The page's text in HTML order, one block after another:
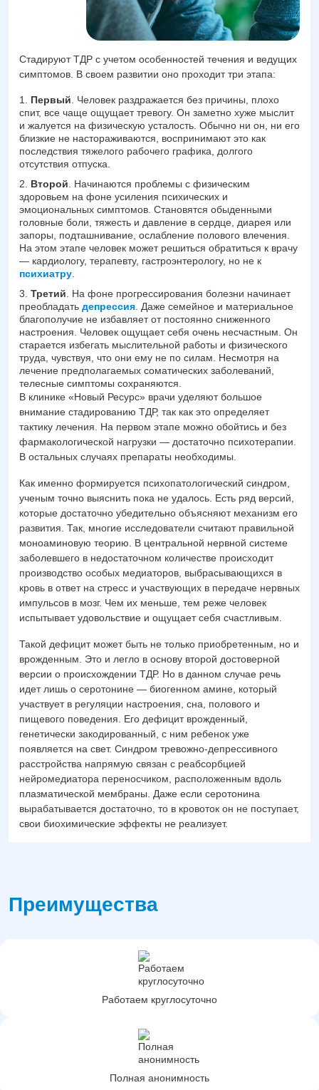
Стадируют ТДР с учетом особенностей течения и ведущих
симптомов. В своем развитии оно проходит три этапа:
Первый . Человек раздражается без причины, плохо
спит, все чаще ощущает тревогу. Он заметно хуже мыслит
и жалуется на физическую усталость. Обычно ни он, ни его
близкие не настораживаются, воспринимают это как
последствия тяжелого рабочего графика, долгого
отсутствия отпуска.
Второй . Начинаются проблемы с физическим
здоровьем на фоне усиления психических и
эмоциональных симптомов. Становятся обыденными
головные боли, тяжесть и давление в сердце, диарея или
запоры, подташнивание, ослабление полового влечения.
На этом этапе человек может решиться обратиться к врачу
— кардиологу, терапевту, гастроэнтерологу, но не к
психиатру
Третий . На фоне прогрессирования болезни начинает
преобладать депрессия . Даже семейное и материальное
благополучие не избавляет от постоянно сниженного
настроения. Человек ощущает себя очень несчастным. Он
старается избегать мыслительной работы и физического
труда, чувствуя, что они ему не по силам. Несмотря на
лечение предполагаемых соматических заболеваний,
телесные симптомы сохраняются.
В клинике «Новый Ресурс» врачи уделяют большое
внимание стадированию ТДР, так как это определяет
тактику лечения. На первом этапе можно обойтись и без
фармакологической нагрузки — достаточно психотерапии.
В остальных случаях препараты необходимы.
Как именно формируется психопатологический синдром,
ученым точно выяснить пока не удалось. Есть ряд версий,
которые достаточно убедительно объясняют механизм его
развития. Так, многие исследователи считают правильной
моноаминовую теорию. В центральной нервной системе
заболевшего в недостаточном количестве происходит
производство особых медиаторов, выбрасывающихся в
кровь в ответ на стресс и участвующих в передаче нервных
импульсов в мозг. Чем их меньше, тем реже человек
испытывает удовольствие и ощущает себя счастливым.
Такой дефицит может быть не только приобретенным, но и
врожденным. Это и легло в основу второй достоверной
версии о происхождении ТДР. Но в данном случае речь
идет лишь о серотонине — биогенном амине, который
участвует в регуляции настроения, сна, полового и
пищевого поведения. Его дефицит врожденный,
генетически закодированный, с ним ребенок уже
появляется на свет. Синдром тревожно-депрессивного
расстройства напрямую связан с реабсорбцией
нейромедиатора переносчиком, расположенным вдоль
плазматической мембраны. Даже если серотонина
вырабатывается достаточно, то в кровоток он не поступает,
свои биохимические эффекты не реализует.
Преимущества
Работаем круглосуточно
Полная анонимность